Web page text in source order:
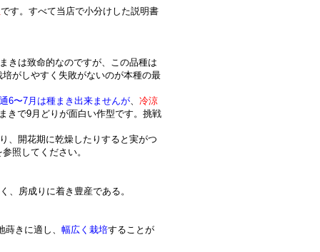
です。すべて当店で小分けした説明書
きは致命的なのですが、この品種は
培がしやすく失敗がないのが本種の最
6〜7月は種まき出来ませんが、 冷涼
きで9月どりが面白い作型です。挑戦
、開花期に乾燥したりすると実がつ
参照してください。
、房成りに着き豊産である。
きに適し、 幅広く栽培することが